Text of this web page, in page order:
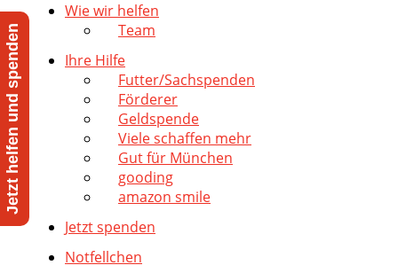
Wie wir helfen
Team
Ihre Hilfe
Futter/Sachspenden
Förderer
Geldspende
Viele schaffen mehr
Gut für München
gooding
amazon smile
Jetzt spenden
Notfellchen
Jetzt helfen und spenden